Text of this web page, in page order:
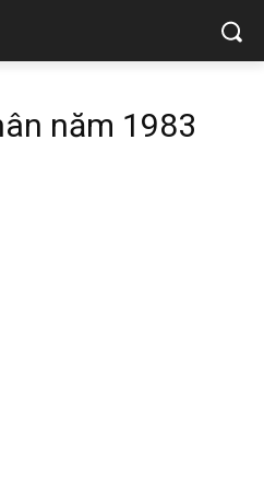
năm 1983